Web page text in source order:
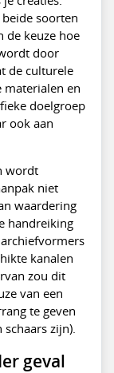
soorten
de keuze hoe
door
de culturele
materialen en
doelgroep
ook aan
wordt
niet
waardering
handreiking
kanalen
zou dit
van een
te geven
zijn).
geval